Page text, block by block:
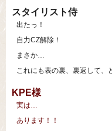
スタイリスト侍
出たっ！
自力CZ解除！
まさか…
これにも表の裏、裏返して、
KPE様
実は…
あります！！